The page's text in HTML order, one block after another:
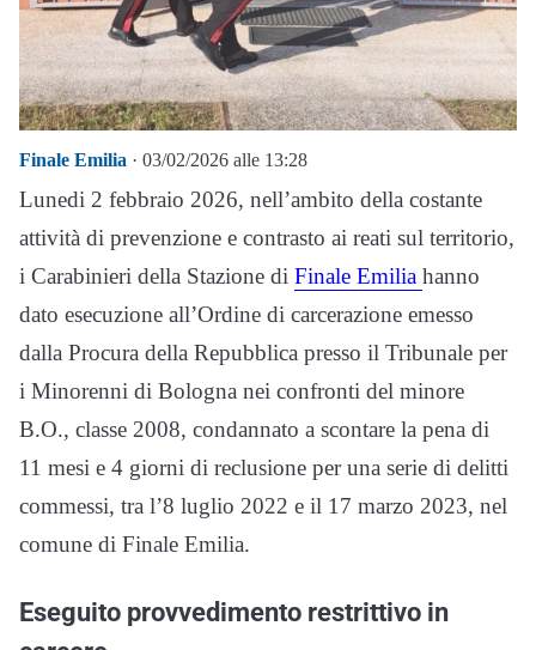
Finale Emilia · 03/02/2026 alle 13:28
Lunedi 2 febbraio 2026, nell’ambito della costante
attività di prevenzione e contrasto ai reati sul territorio,
i Carabinieri della Stazione di Finale Emilia hanno
dato esecuzione all’Ordine di carcerazione emesso
dalla Procura della Repubblica presso il Tribunale per
i Minorenni di Bologna nei confronti del minore
B.O., classe 2008, condannato a scontare la pena di
11 mesi e 4 giorni di reclusione per una serie di delitti
commessi, tra l’8 luglio 2022 e il 17 marzo 2023, nel
comune di Finale Emilia.
Eseguito provvedimento restrittivo in